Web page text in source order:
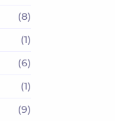
(8)
(1)
(6)
(1)
(9)